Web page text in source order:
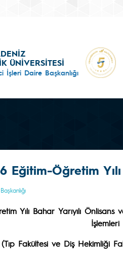
ÜNİVERSİTESİ
İşleri Daire Başkanlığı
Eğitim-Öğretim
Yılı Bahar Yarıyılı
İşlemleri
(Tıp Fakültesi ve Diş Hekimliği